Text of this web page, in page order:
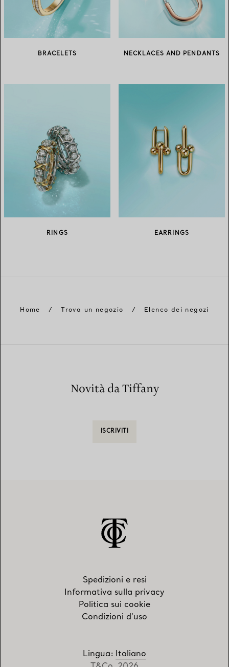
BRACELETS NECKLACES AND PENDANTS
RINGS EARRINGS
Home / Trova un negozio / Elenco dei negozi
Novità da Tiffany
ISCRIVITI
Spedizioni e resi
Informativa sulla privacy
Politica sui cookie
Condizioni d'uso
Lingua: Italiano